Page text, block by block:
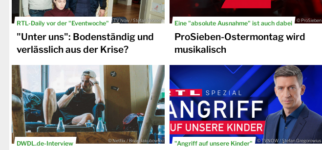
RTL-Daily vor der "Eventwoche" © TV Now / Stefan Behrens
"Unter uns": Bodenständig und
verlässlich aus der Krise?
Eine "absolute Ausnahme" ist auch dabei © ProSieben
ProSieben-Ostermontag wird
musikalisch
DWDL.de-Interview © Netflix / Brian Jakubowski "Angriff auf unsere Kinder" © TVNOW / Stefan Gregorowius